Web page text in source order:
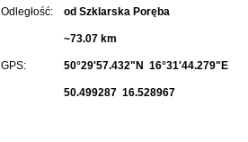
Odległość: od Szklarska Poręba
~73.07 km
GPS: 50°29'57.432"N 16°31'44.279"E
50.499287 16.528967